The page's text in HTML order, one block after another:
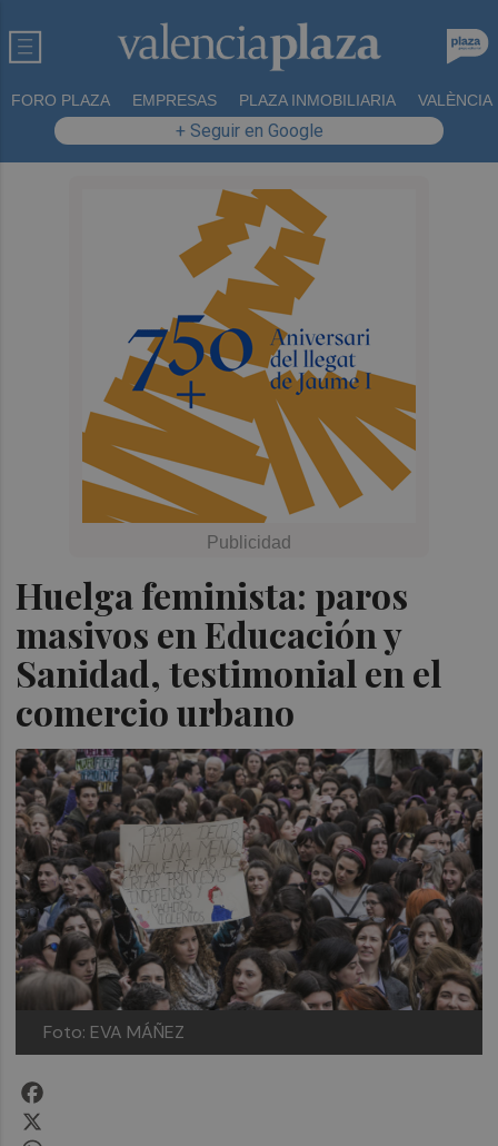
FORO PLAZA EMPRESAS PLAZA INMOBILIARIA VALÈNCIA
+ Seguir en Google
Huelga feminista: paros
masivos en Educación y
Sanidad, testimonial en el
comercio urbano
Foto: EVA MÁÑEZ